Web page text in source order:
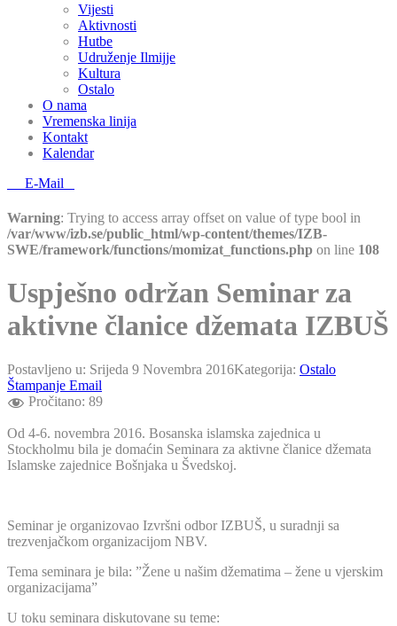
Vijesti
Aktivnosti
Hutbe
Udruženje Ilmijje
Kultura
Ostalo
O nama
Vremenska linija
Kontakt
Kalendar
E-Mail
Warning: Trying to access array offset on value of type bool in
/var/www/izb.se/public_html/wp-content/themes/IZB-
SWE/framework/functions/momizat_functions.php on line 108
Uspješno održan Seminar za
aktivne članice džemata IZBUŠ
Postavljeno u: Srijeda 9 Novembra 2016Kategorija: Ostalo
Štampanje Email
Pročitano: 89
Od 4-6. novembra 2016. Bosanska islamska zajednica u
Stockholmu bila je domaćin Seminara za aktivne članice džemata
Islamske zajednice Bošnjaka u Švedskoj.
Seminar je organizovao Izvršni odbor IZBUŠ, u suradnji sa
trezvenjačkom organizacijom NBV.
Tema seminara je bila: ”Žene u našim džematima – žene u vjerskim
organizacijama”
U toku seminara diskutovane su teme: